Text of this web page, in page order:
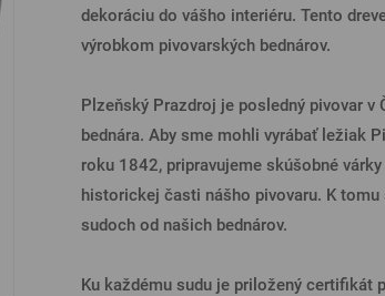
PRIHLÁSENIE CEZ
PRIHLÁSENIE CEZ
PRIHLÁSENIE CEZ
dekoráciu do vášho interiéru. Tento
výrobkom pivovarských bednárov.
Plzeňský Prazdroj je posledný pivovar v
bednára. Aby sme mohli vyrábať ležiak
roku 1842, pripravujeme skúšobné
historickej časti nášho pivovaru. K
sudoch od našich bednárov.
Ku každému sudu je priložený certifikát